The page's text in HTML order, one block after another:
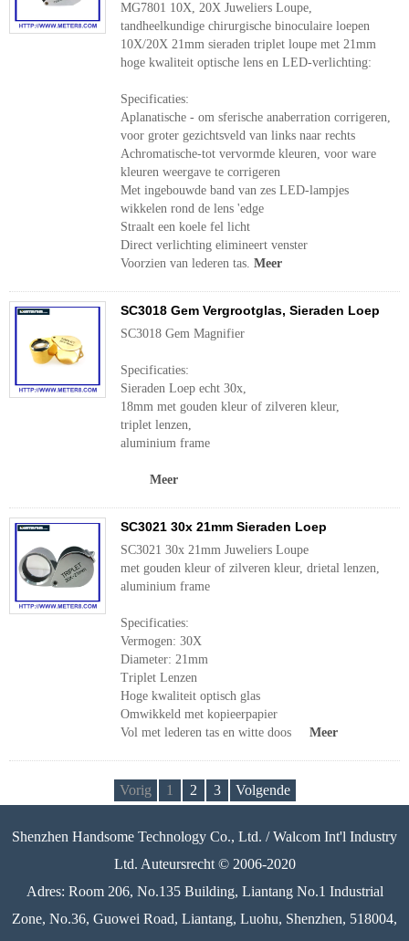
MG7801 10X, 20X Juweliers Loupe,
tandheelkundige chirurgische binoculaire loepen
10X/20X 21mm sieraden triplet loupe met 21mm
hoge kwaliteit optische lens en LED-verlichting:
Specificaties:
Aplanatische - om sferische anaberration corrigeren,
voor groter gezichtsveld van links naar rechts
Achromatische-tot vervormde kleuren, voor ware
kleuren weergave te corrigeren
Met ingebouwde band van zes LED-lampjes
wikkelen rond de lens 'edge
Straalt een koele fel licht
Direct verlichting elimineert venster
Voorzien van lederen tas. Meer
SC3018 Gem Vergrootglas, Sieraden Loep
SC3018 Gem Magnifier
Specificaties:
Sieraden Loep echt 30x,
18mm met gouden kleur of zilveren kleur,
triplet lenzen,
aluminium frame
Meer
SC3021 30x 21mm Sieraden Loep
SC3021 30x 21mm Juweliers Loupe
met gouden kleur of zilveren kleur, drietal lenzen,
aluminium frame
Specificaties:
Vermogen: 30X
Diameter: 21mm
Triplet Lenzen
Hoge kwaliteit optisch glas
Omwikkeld met kopieerpapier
Vol met lederen tas en witte doos Meer
Vorig 1 2 3 Volgende
Shenzhen Handsome Technology Co., Ltd. / Walcom Int'l Industry
Ltd. Auteursrecht © 2006-2020
Adres: Room 206, No.135 Building, Liantang No.1 Industrial
Zone, No.36, Guowei Road, Liantang, Luohu, Shenzhen, 518004,